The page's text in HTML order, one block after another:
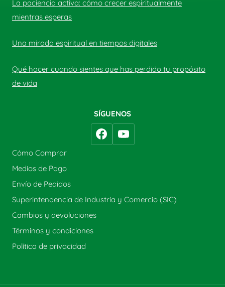
La paciencia activa: cómo crecer espiritualmente
mientras esperas
Una mirada espiritual en tiempos digitales
Qué hacer cuando sientes que has perdido tu propósito
de vida
SÍGUENOS
Cómo Comprar
Medios de Pago
Envío de Pedidos
Superintendencia de Industria y Comercio (SIC)
Cambios y devoluciones
Términos y condiciones
Política de privacidad